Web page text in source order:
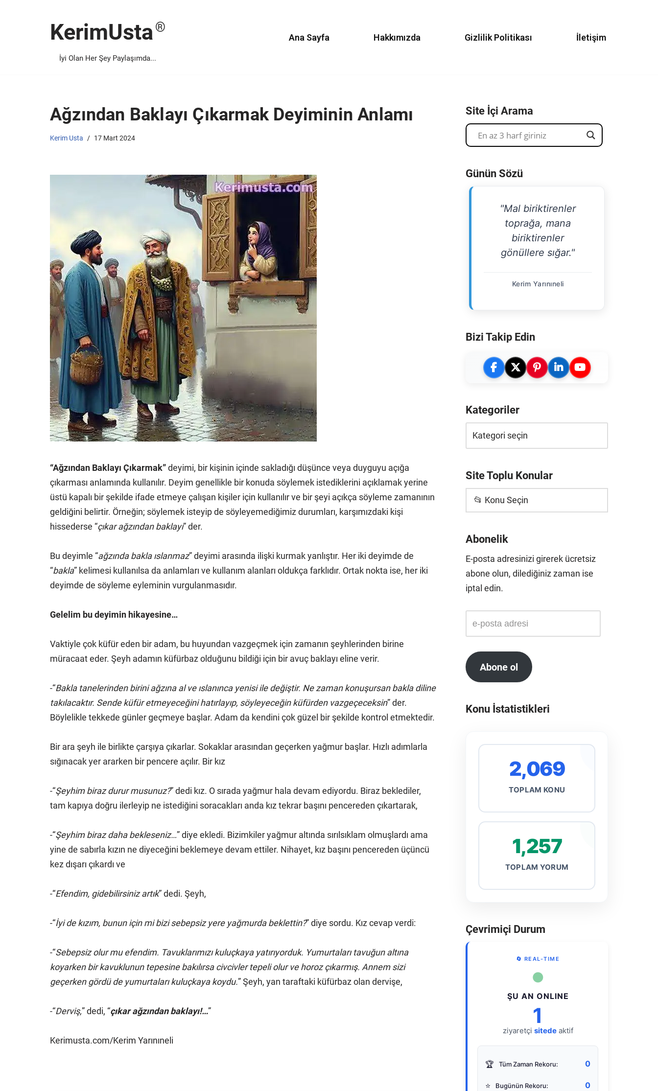
KerimUsta
İyi Olan Her Şey Paylaşımda...
Ana Sayfa Hakkımızda Gizlilik Politikası İletişim
Ağzından Baklayı Çıkarmak Deyiminin Anlamı
Kerim Usta 17 Mart 2024
“Ağzından Baklayı Çıkarmak”deyimi, bir kişinin içinde sakladığı düşünce veya duyguyu açığa
çıkarması anlamında kullanılır. Deyim genellikle bir konuda söylemek istediklerini açıklamak yerine
üstü kapalı bir şekilde ifade etmeye çalışan kişiler için kullanılır ve bir şeyi açıkça söyleme zamanının
geldiğini belirtir. Örneğin; söylemek isteyip de söyleyemediğimiz durumları, karşımızdaki kişi
hissederse “çıkar ağzından baklayı” der.
Bu deyimle “ağzında bakla ıslanmaz” deyimi arasında ilişki kurmak yanlıştır. Her iki deyimde de
“bakla” kelimesi kullanılsa da anlamları ve kullanım alanları oldukça farklıdır. Ortak nokta ise, her iki
deyimde de söyleme eyleminin vurgulanmasıdır.
Gelelim bu deyimin hikayesine…
Vaktiyle çok küfür eden bir adam, bu huyundan vazgeçmek için zamanın şeyhlerinden birine
müracaat eder. Şeyh adamın küfürbaz olduğunu bildiği için bir avuç baklayı eline verir.
-“Bakla tanelerinden birini ağzına al ve ıslanınca yenisi ile değiştir. Ne zaman konuşursan bakla diline
takılacaktır. Sende küfür etmeyeceğini hatırlayıp, söyleyeceğin küfürden vazgeçeceksin” der.
Böylelikle tekkede günler geçmeye başlar. Adam da kendini çok güzel bir şekilde kontrol etmektedir.
Bir ara şeyh ile birlikte çarşıya çıkarlar. Sokaklar arasından geçerken yağmur başlar. Hızlı adımlarla
sığınacak yer ararken bir pencere açılır. Bir kız
-“Şeyhim biraz durur musunuz?” dedi kız. O sırada yağmur hala devam ediyordu. Biraz beklediler,
tam kapıya doğru ilerleyip ne istediğini soracakları anda kız tekrar başını pencereden çıkartarak,
-“Şeyhim biraz daha bekleseniz…” diye ekledi. Bizimkiler yağmur altında sırılsıklam olmuşlardı ama
yine de sabırla kızın ne diyeceğini beklemeye devam ettiler. Nihayet, kız başını pencereden üçüncü
kez dışarı çıkardı ve
-“Efendim, gidebilirsiniz artık” dedi. Şeyh,
-“İyi de kızım, bunun için mi bizi sebepsiz yere yağmurda beklettin?” diye sordu. Kız cevap verdi:
-“Sebepsiz olur mu efendim. Tavuklarımızı kuluçkaya yatırıyorduk. Yumurtaları tavuğun altına
koyarken bir kavuklunun tepesine bakılırsa civcivler tepeli olur ve horoz çıkarmış. Annem sizi
geçerken gördü de yumurtaları kuluçkaya koydu.” Şeyh, yan taraftaki küfürbaz olan dervişe,
-“Derviş,” dedi, “çıkar ağzından baklayı!…”
Kerimusta.com/Kerim Yarınıneli
Site İçi Arama
Günün Sözü
"Mal biriktirenler
toprağa, mana
biriktirenler
gönüllere sığar."
Kerim Yarınıneli
Bizi Takip Edin
Kategoriler
Site Toplu Konular
📂 Konu Seçin
Abonelik
E-posta adresinizi girerek ücretsiz
abone olun, dilediğiniz zaman ise
iptal edin.
Abone ol
Konu İstatistikleri
2,069
TOPLAM KONU
1,257
TOPLAM YORUM
Çevrimiçi Durum
🔄 REAL-TIME
●
ŞU AN ONLINE
1
ziyaretçi sitedeaktif
🏆 Tüm Zaman Rekoru: 0
⭐ Bugünün Rekoru: 0